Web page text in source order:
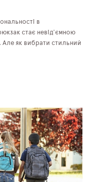
в
стає невід'ємною
Але як вибрати стильний